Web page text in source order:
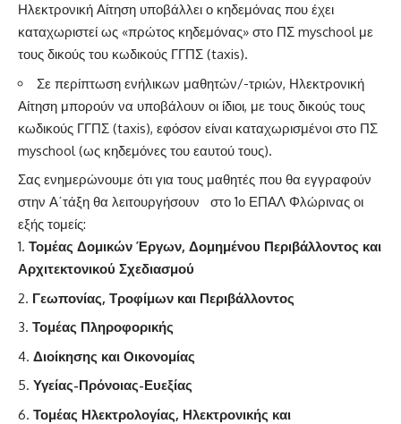
Ηλεκτρονική Αίτηση υποβάλλει ο κηδεμόνας που έχει
καταχωριστεί ως «πρώτος κηδεμόνας» στο ΠΣ myschool με
τους δικούς του κωδικούς ΓΓΠΣ (taxis).
Σε περίπτωση ενήλικων μαθητών/-τριών, Ηλεκτρονική
Αίτηση μπορούν να υποβάλουν οι ίδιοι, με τους δικούς τους
κωδικούς ΓΓΠΣ (taxis), εφόσον είναι καταχωρισμένοι στο ΠΣ
myschool (ως κηδεμόνες του εαυτού τους).
Σας ενημερώνουμε ότι για τους μαθητές που θα εγγραφούν
στην Α΄τάξη θα λειτουργήσουν στο 1ο ΕΠΑΛ Φλώρινας οι
εξής τομείς:
Τομέας Δομικών Έργων, Δομημένου Περιβάλλοντος και
Αρχιτεκτονικού Σχεδιασμού
Γεωπονίας, Τροφίμων και Περιβάλλοντος
Τομέας Πληροφορικής
Διοίκησης και Οικονομίας
Υγείας-Πρόνοιας-Ευεξίας
Τομέας Ηλεκτρολογίας, Ηλεκτρονικής και